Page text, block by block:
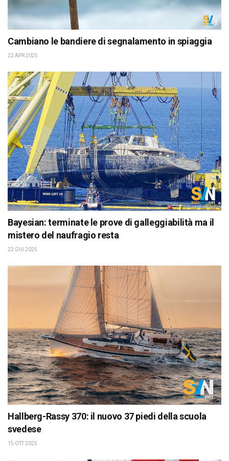
Cambiano le bandiere di segnalamento in spiaggia
22 APR 2025
Bayesian: terminate le prove di galleggiabilità ma il
mistero del naufragio resta
22 GIU 2025
Hallberg-Rassy 370: il nuovo 37 piedi della scuola
svedese
15 OTT 2025